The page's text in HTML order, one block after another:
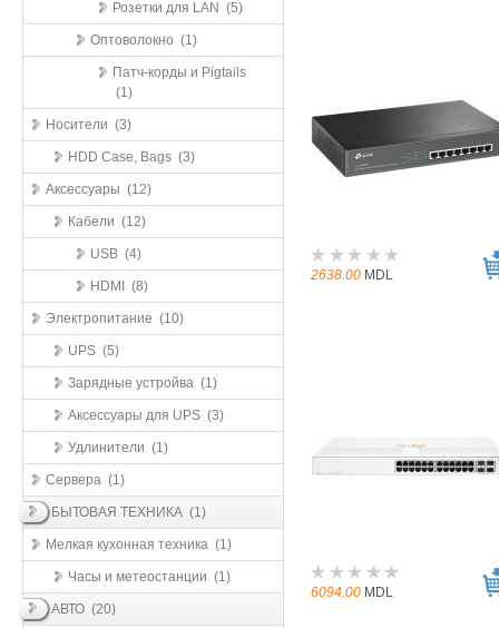
Розетки для LAN (5)
Оптоволокно (1)
Патч-корды и Pigtails
(1)
Носители (3)
HDD Case, Bags (3)
Аксессуары (12)
Кабели (12)
USB (4)
HDMI (8)
Электропитание (10)
UPS (5)
Зарядные устройва (1)
Аксессуары для UPS (3)
Удлинители (1)
Сервера (1)
БЫТОВАЯ ТЕХНИКА (1)
Мелкая кухонная техника (1)
Часы и метеостанции (1)
АВТО (20)
2638.00 MDL
6094.00 MDL